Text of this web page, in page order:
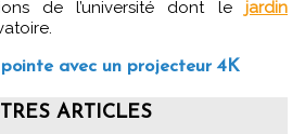
de l’université dont le jardin
avec un projecteur 4K
ARTICLES